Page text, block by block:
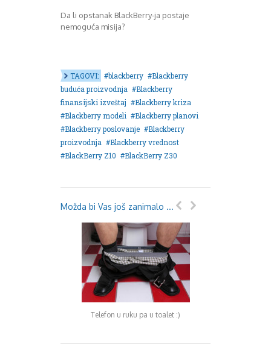
Maj 2017
Novembar 2017
Juni 2018
Novembar 2018
Decembar 2018
Juni 2019
Juli 2019
August 2019
April 2020
Da li opstanak BlackBerry-ja postaje
nemoguća misija?
TAGOVI: blackberry
Blackberry
buduća proizvodnja
Blackberry
finansijski izveštaj
Blackberry kriza
Blackberry modeli
Blackberry planovi
Blackberry poslovanje
Blackberry
proizvodnja
Blackberry vrednost
BlackBerry Z10
BlackBerry Z30
Možda bi Vas još zanimalo ...
Telefon u ruku pa u toalet :)